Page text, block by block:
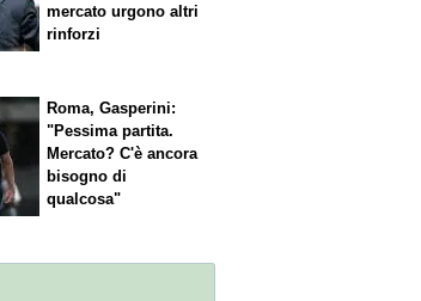
mercato urgono altri
rinforzi
Roma, Gasperini:
"Pessima partita.
Mercato? C'è ancora
bisogno di
qualcosa"